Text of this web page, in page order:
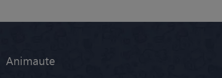
Animaute